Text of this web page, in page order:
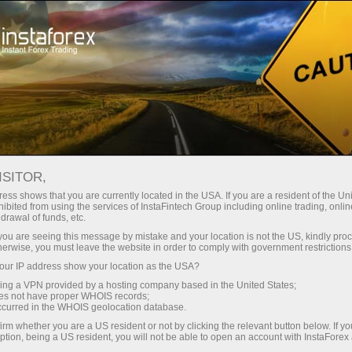
О компании
Лицензии и
регулирование
Группа Компаний ИнстаФинтех работает в
Форекс индустрии с 2007 года, и за это
время сумела занять прочные позиции, став
лидером рынка и IT-инноватором. Брокер
придерживается высоких стандартов
качества, работая в соответствии с
shows that you are currently located in the USA. If you are a resident of the
from using the services of InstaFintech Group including online trading,
of funds, etc.
are seeing this message by mistake and your location is not the US, kindly
you must leave the website in order to comply with government
IP address show your location as the USA?
a VPN provided by a hosting company based in the United States;
not have proper WHOIS records;
in the WHOIS geolocation database.
whether you are a US resident or not by clicking the relevant button below. If
being a US resident, you will not be able to open an account with InstaForex